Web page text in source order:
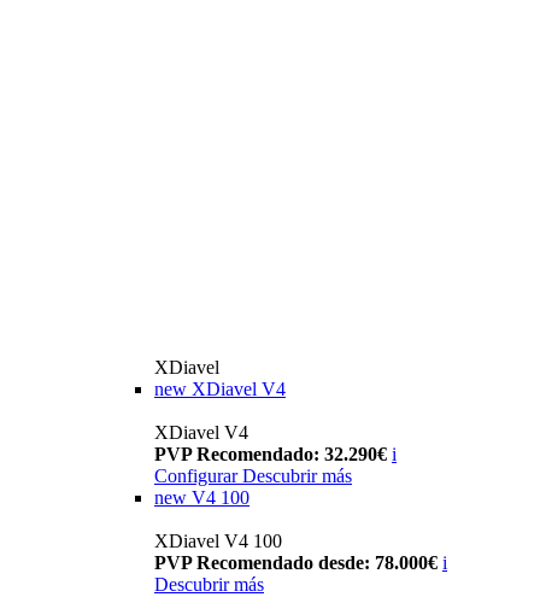
XDiavel
new XDiavel V4
XDiavel V4
PVP Recomendado: 32.290€ i
Configurar Descubrir más
new V4 100
XDiavel V4 100
PVP Recomendado desde: 78.000€ i
Descubrir más